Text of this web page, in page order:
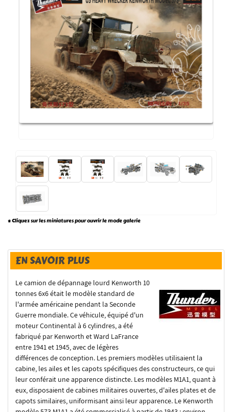
* Cliquez sur les miniatures pour ouvrir le mode galerie
EN SAVOIR PLUS
Le camion de dépannage lourd Kenworth 10
tonnes 6x6 était le modèle standard de
l'armée américaine pendant la Seconde
Guerre mondiale. Ce véhicule, équipé d'un
moteur Continental à 6 cylindres, a été
fabriqué par Kenworth et Ward LaFrance
entre 1941 et 1945, avec de légères
différences de conception. Les premiers modèles utilisaient la
cabine, les ailes et les capots spécifiques des constructeurs, ce qui
leur conférait une apparence distincte. Les modèles M1A1, quant à
eux, disposaient de cabines militaires ouvertes, d'ailes plates et de
capots similaires, uniformisant ainsi leur apparence. Le Kenworth